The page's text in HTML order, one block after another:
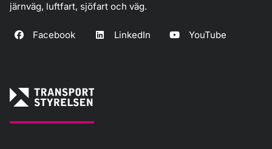
järnväg, luftfart, sjöfart och väg.
Facebook LinkedIn YouTube